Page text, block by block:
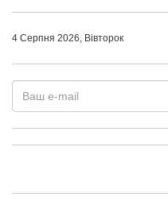
4 Серпня 2026, Вівторок